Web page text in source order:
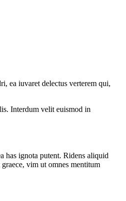
ea iuvaret delectus verterem qui,
Interdum velit euismod in
has ignota putent. Ridens aliquid
vim ut omnes mentitum